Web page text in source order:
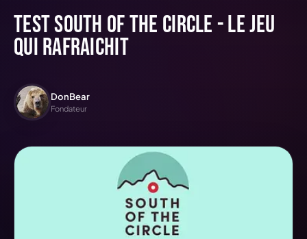
Test South of the Circle - Le jeu
qui rafraichit
DonBear
Fondateur